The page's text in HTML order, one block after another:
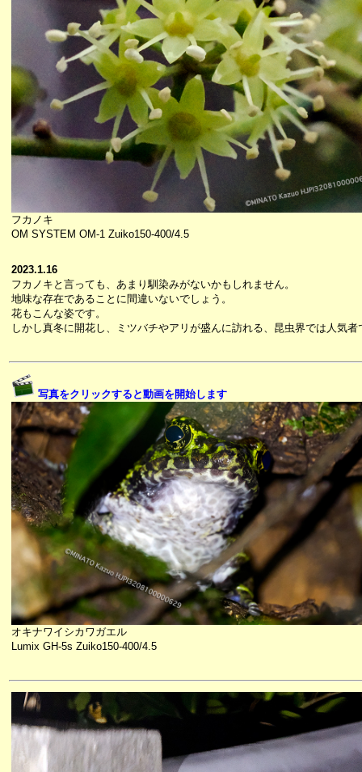
フカノキ
OM SYSTEM OM-1 Zuiko150-400/4.5
2023.1.16
フカノキと言っても、あまり馴染みがないかもしれません。
地味な存在であることに間違いないでしょう。
花もこんな姿です。
しかし真冬に開花し、ミツバチやアリが盛んに訪れる、昆虫界では人気者
写真をクリックすると動画を開始します
オキナワイシカワガエル
Lumix GH-5s Zuiko150-400/4.5